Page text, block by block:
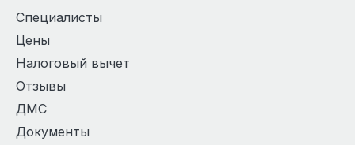
Специалисты
Цены
Налоговый вычет
Отзывы
ДМС
Документы